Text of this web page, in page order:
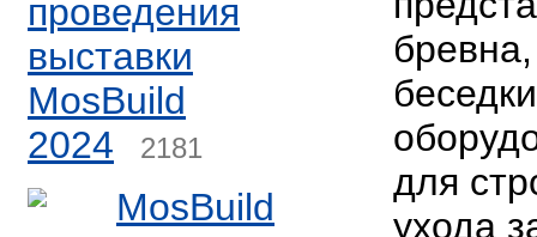
проведения
выставки
MosBuild
2024
2181
MosBuild
для
ухода